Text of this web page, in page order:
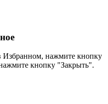
Избранном, нажмите кнопку
кнопку "Закрыть".